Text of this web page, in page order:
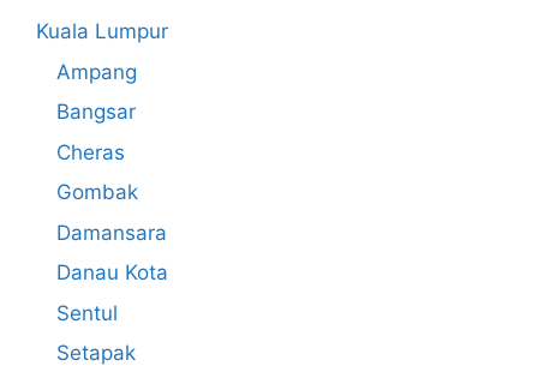
Kuala Lumpur
Ampang
Bangsar
Cheras
Gombak
Damansara
Danau Kota
Sentul
Setapak